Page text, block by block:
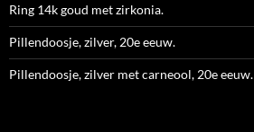
Ring 14k goud met zirkonia.
Pillendoosje, zilver, 20e eeuw.
Pillendoosje, zilver met carneool, 20e eeuw.